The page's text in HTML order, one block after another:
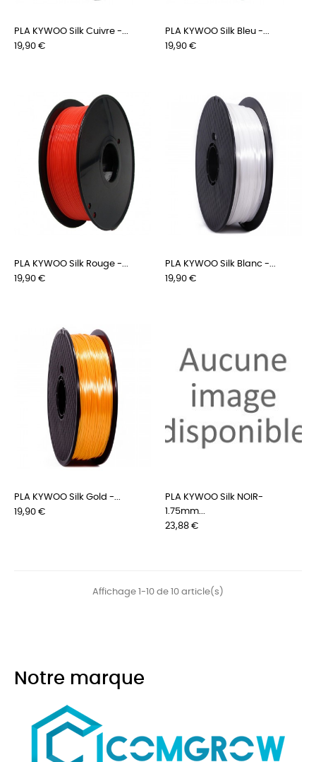
PLA KYWOO Silk Cuivre -...
Prix
19,90 €
PLA KYWOO Silk Bleu -...
Prix
19,90 €
PLA KYWOO Silk Rouge -...
Prix
19,90 €
PLA KYWOO Silk Blanc -...
Prix
19,90 €
PLA KYWOO Silk Gold -...
Prix
19,90 €
PLA KYWOO Silk NOIR-
1.75mm...
Prix
23,88 €
Affichage 1-10 de 10 article(s)
Notre marque